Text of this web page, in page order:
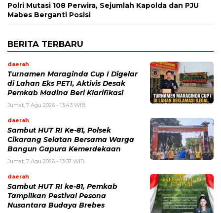
Polri Mutasi 108 Perwira, Sejumlah Kapolda dan PJU
Mabes Berganti Posisi
BERITA TERBARU
daerah
Turnamen Maraginda Cup I Digelar
di Lahan Eks PETI, Aktivis Desak
Pemkab Madina Beri Klarifikasi
Jumat, 7 Agu 2026 - 13:43 WIB
daerah
Sambut HUT RI Ke-81, Polsek
Cikarang Selatan Bersama Warga
Bangun Gapura Kemerdekaan
Jumat, 7 Agu 2026 - 13:07 WIB
daerah
Sambut HUT RI ke-81, Pemkab
Tampilkan Pestival Pesona
Nusantara Budaya Brebes